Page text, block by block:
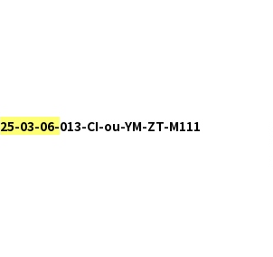
25-03-06-013-CI-ou-YM-ZT-M111